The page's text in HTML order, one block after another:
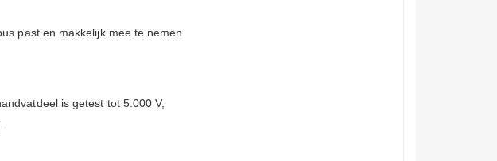
past en makkelijk mee te nemen
is getest tot 5.000 V,